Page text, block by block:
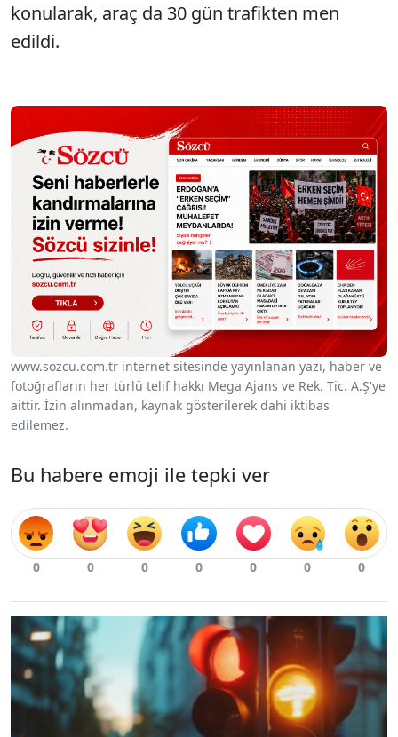
konularak, araç da 30 gün trafikten men
edildi.
www.sozcu.com.tr internet sitesinde yayınlanan yazı, haber ve
fotoğrafların her türlü telif hakkı Mega Ajans ve Rek. Tic. A.Ş'ye
aittir. İzin alınmadan, kaynak gösterilerek dahi iktibas
edilemez.
Bu habere emoji ile tepki ver